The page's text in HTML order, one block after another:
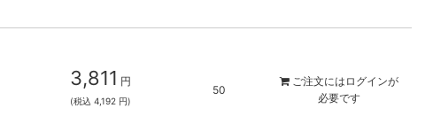
3,811 円
(税込 4,192 円)
50
ご注文には ログインが
必要です